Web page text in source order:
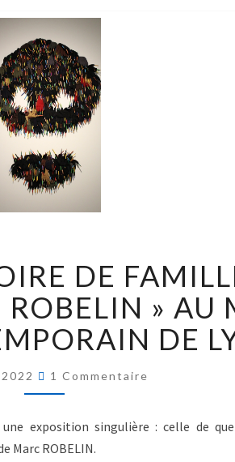
DE
» AU
DE
1 Commentaire
exposition singulière : celle de
Marc ROBELIN.